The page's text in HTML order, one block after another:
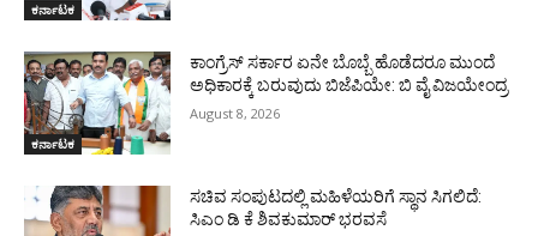
ಕರ್ನಾಟಕ
ಕರ್ನಾಟಕ
ಕಾಂಗ್ರೆಸ್ ಸರ್ಕಾರ ಏನೇ ಬೊಬ್ಬೆ ಹೊಡೆದರೂ ಮುಂದೆ
ಅಧಿಕಾರಕ್ಕೆ ಬರುವುದು ಬಿಜೆಪಿಯೇ: ಬಿ ವೈ ವಿಜಯೇಂದ್ರ
August 8, 2026
ಸಚಿವ ಸಂಪುಟದಲ್ಲಿ ಮಹಿಳೆಯರಿಗೆ ಸ್ಥಾನ ಸಿಗಲಿದೆ:
ಸಿಎಂ ಡಿ ಕೆ ಶಿವಕುಮಾರ್ ಭರವಸೆ